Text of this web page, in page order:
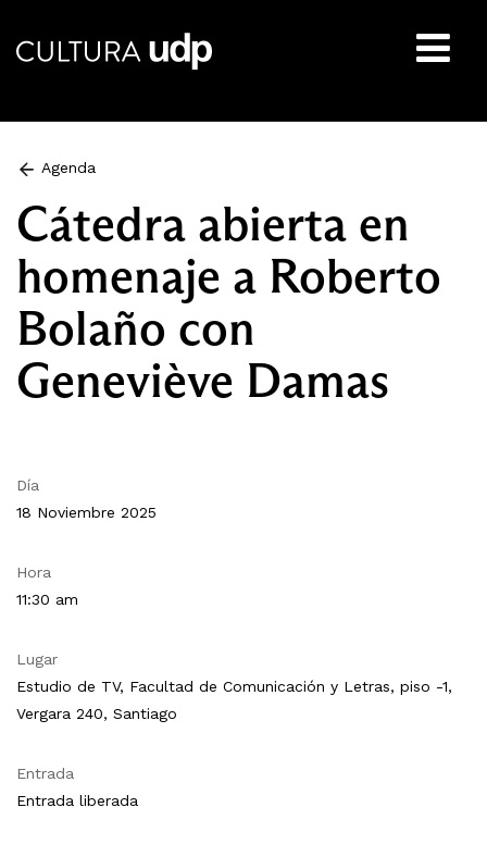
Agenda
Cátedra abierta en
homenaje a Roberto
Bolaño con
Geneviève Damas
Día
18 Noviembre 2025
Hora
11:30 am
Lugar
Estudio de TV, Facultad de Comunicación y Letras, piso -1,
Vergara 240, Santiago
Entrada
Entrada liberada